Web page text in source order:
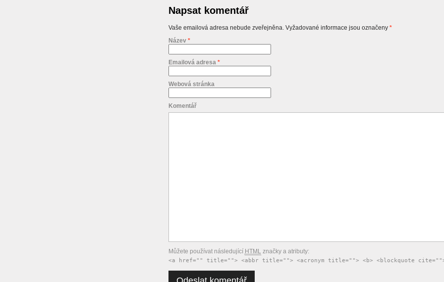
Napsat komentář
Vaše emailová adresa nebude zveřejněna. Vyžadované informace jsou označeny *
Název *
Emailová adresa *
Webová stránka
Komentář
Můžete používat následující HTMLznačky a atributy:
<a href="" title=""> <abbr title=""> <acronym title=""> <b> <blockquote